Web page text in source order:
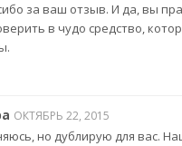
за ваш отзыв. И да, вы
в чудо средство,
ОКТЯБРЬ 22, 2015
но дублирую для вас.